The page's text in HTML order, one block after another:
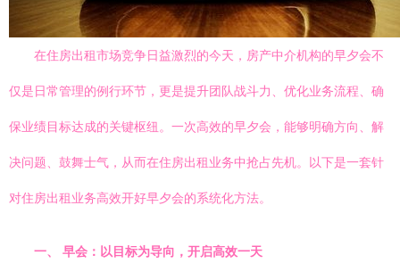
在住房出租市场竞争日益激烈的今天，房产中介机构的早夕会不
仅是日常管理的例行环节，更是提升团队战斗力、优化业务流程、确
保业绩目标达成的关键枢纽。一次高效的早夕会，能够明确方向、解
决问题、鼓舞士气，从而在住房出租业务中抢占先机。以下是一套针
对住房出租业务高效开好早夕会的系统化方法。
一、 早会：以目标为导向，开启高效一天